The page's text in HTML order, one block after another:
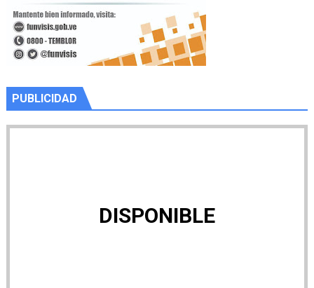
PUBLICIDAD
DISPONIBLE